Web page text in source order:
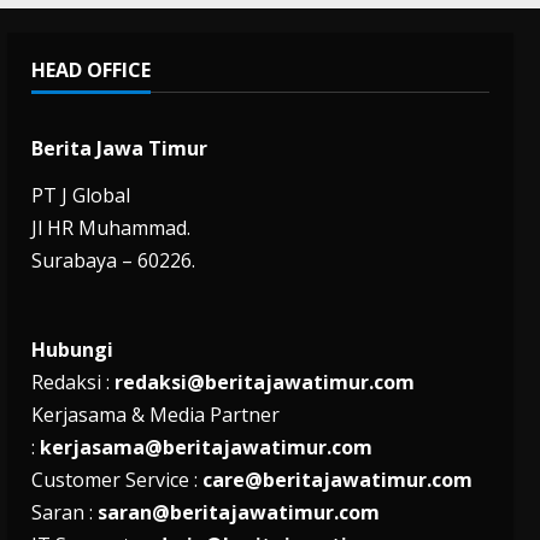
HEAD OFFICE
Berita Jawa Timur
PT J Global
Jl HR Muhammad.
Surabaya – 60226.
Hubungi
Redaksi : redaksi@beritajawatimur.com
Kerjasama & Media Partner
: kerjasama@beritajawatimur.com
Customer Service : care@beritajawatimur.com
Saran : saran@beritajawatimur.com